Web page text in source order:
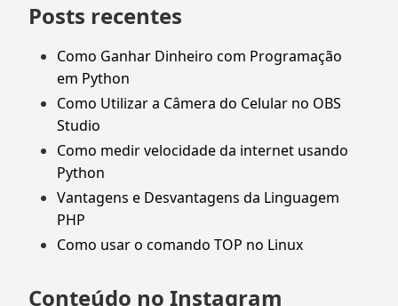
Posts recentes
Como Ganhar Dinheiro com Programação
em Python
Como Utilizar a Câmera do Celular no OBS
Studio
Como medir velocidade da internet usando
Python
Vantagens e Desvantagens da Linguagem
PHP
Como usar o comando TOP no Linux
Conteúdo no Instagram